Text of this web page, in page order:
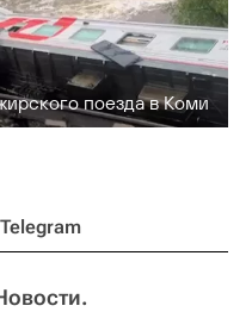
поезда в Коми
Telegram